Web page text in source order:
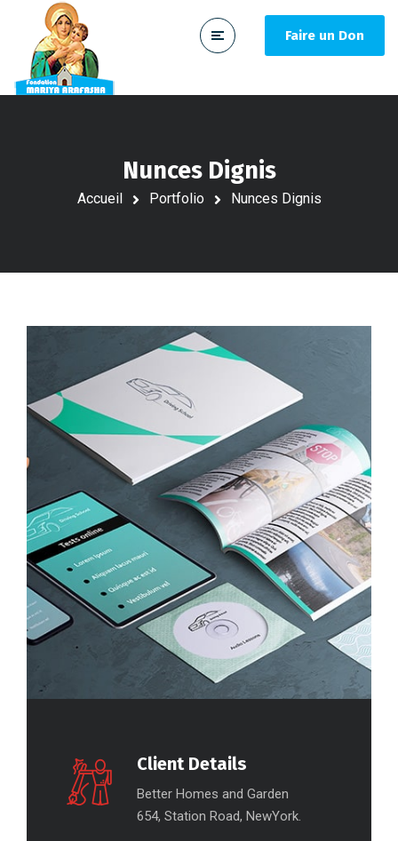
Faire un Don
Nunces Dignis
Accueil Portfolio Nunces Dignis
Client Details
Better Homes and Garden
654, Station Road, NewYork.